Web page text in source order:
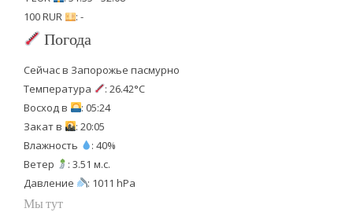
100 RUR
: -
Погода
Сейчас в Запорожье пасмурно
Температура
: 26.42°C
Восход в
: 05:24
Закат в
: 20:05
Влажность
: 40%
Ветер
: 3.51 м.с.
Давление
: 1011 hPa
Мы тут